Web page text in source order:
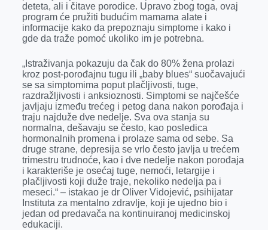
deteta, ali i čitave porodice. Upravo zbog toga, ovaj
program će pružiti budućim mamama alate i
informacije kako da prepoznaju simptome i kako i
gde da traže pomoć ukoliko im je potrebna.
„Istraživanja pokazuju da čak do 80% žena prolazi
kroz post-porođajnu tugu ili „baby blues“ suočavajući
se sa simptomima poput plačljivosti, tuge,
razdražljivosti i anksioznosti. Simptomi se najčešće
javljaju između trećeg i petog dana nakon porođaja i
traju najduže dve nedelje. Sva ova stanja su
normalna, dešavaju se često, kao posledica
hormonalnih promena i prolaze sama od sebe. Sa
druge strane, depresija se vrlo često javlja u trećem
trimestru trudnoće, kao i dve nedelje nakon porođaja
i karakteriše je osećaj tuge, nemoći, letargije i
plačljivosti koji duže traje, nekoliko nedelja pa i
meseci.“ – istakao je dr Oliver Vidojević, psihijatar
Instituta za mentalno zdravlje, koji je ujedno bio i
jedan od predavača na kontinuiranoj medicinskoj
edukaciji.